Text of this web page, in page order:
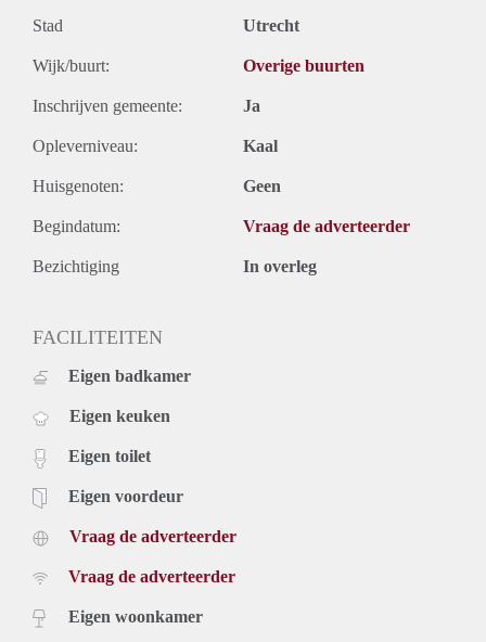
Stad Utrecht
Wijk/buurt: Overige buurten
Inschrijven gemeente: Ja
Opleverniveau: Kaal
Huisgenoten: Geen
Begindatum: Vraag de adverteerder
Bezichtiging In overleg
FACILITEITEN
Eigen badkamer
Eigen keuken
Eigen toilet
Eigen voordeur
Vraag de adverteerder
Vraag de adverteerder
Eigen woonkamer